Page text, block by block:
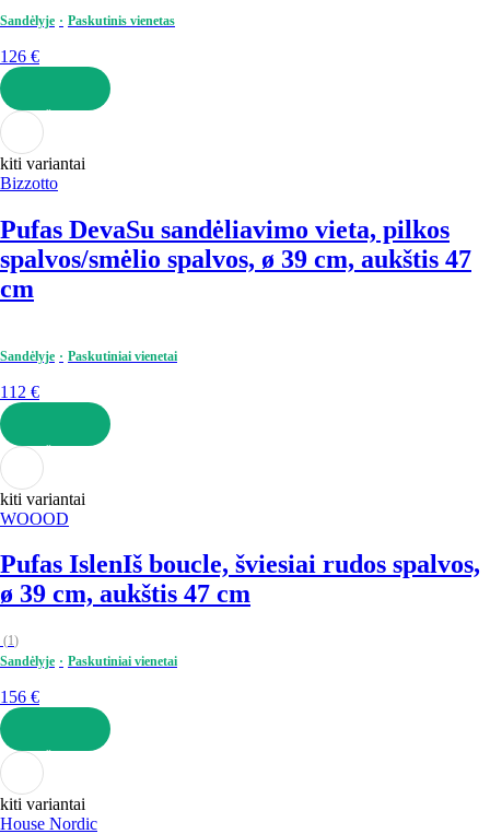
Sandėlyje Paskutinis vienetas
126 €
Į KREPŠELĮ
kiti variantai
Bizzotto
Pufas DevaSu sandėliavimo vieta, pilkos
spalvos/smėlio spalvos, ø 39 cm, aukštis 47
cm
Sandėlyje Paskutiniai vienetai
112 €
Į KREPŠELĮ
kiti variantai
WOOOD
Pufas IslenIš boucle, šviesiai rudos spalvos,
ø 39 cm, aukštis 47 cm
(1)
Sandėlyje
Paskutiniai vienetai
156 €
Į KREPŠELĮ
kiti variantai
House Nordic